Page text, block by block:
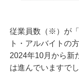
従業員数（※）が
ト・アルバイトの
2024年10月から新
は進んでいますでし